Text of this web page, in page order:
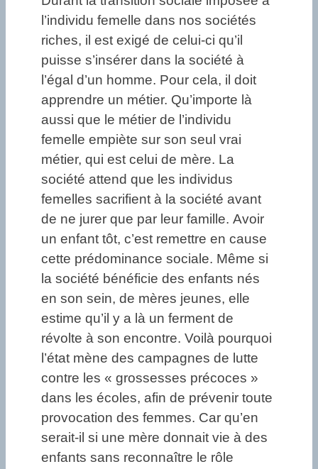
l’individu femelle dans nos sociétés
riches, il est exigé de celui-ci qu’il
puisse s’insérer dans la société à
l’égal d’un homme. Pour cela, il doit
apprendre un métier. Qu’importe là
aussi que le métier de l’individu
femelle empiète sur son seul vrai
métier, qui est celui de mère. La
société attend que les individus
femelles sacrifient à la société avant
de ne jurer que par leur famille. Avoir
un enfant tôt, c’est remettre en cause
cette prédominance sociale. Même si
la société bénéficie des enfants nés
en son sein, de mères jeunes, elle
estime qu’il y a là un ferment de
révolte à son encontre. Voilà pourquoi
l’état mène des campagnes de lutte
contre les « grossesses précoces »
dans les écoles, afin de prévenir toute
provocation des femmes. Car qu’en
serait-il si une mère donnait vie à des
enfants sans reconnaître le rôle